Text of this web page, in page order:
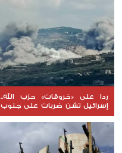
ردا على «خروقات» حزب الله..
إسرائيل تشن ضربات على جنوب
لبنان